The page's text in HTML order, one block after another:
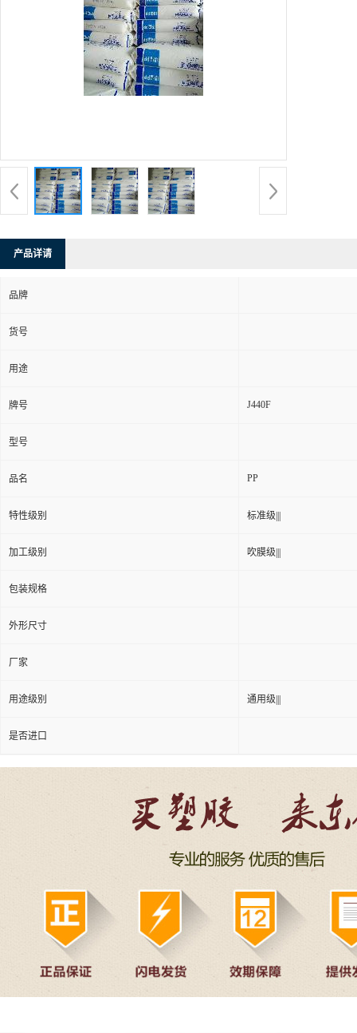
产品详请
品牌
货号
用途
牌号 J440F
型号
品名 PP
特性级别 标准级|||
加工级别 吹膜级|||
包装规格
外形尺寸
厂家
用途级别 通用级|||
是否进口